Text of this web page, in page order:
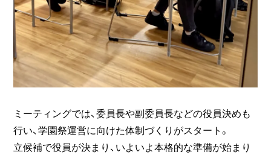
ミーティングでは、委員長や副委員長などの役員決めも
行い、学園祭運営に向けた体制づくりがスタート。
立候補で役員が決まり、いよいよ本格的な準備が始まり